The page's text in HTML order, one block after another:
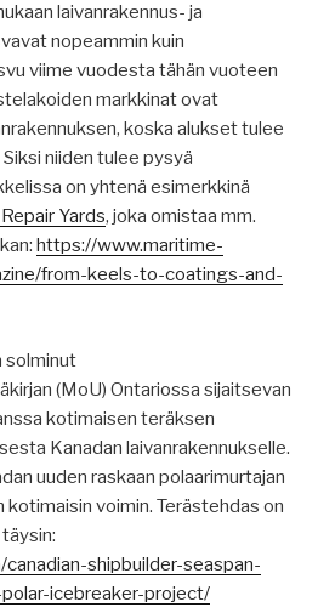
laivanrakennus- ja
nopeammin kuin
viime vuodesta tähän vuoteen
markkinat ovat
koska alukset tulee
niiden tulee pysyä
on yhtenä esimerkkinä
Yards, joka omistaa mm.
https://www.maritime-
from-keels-to-coatings-and-
solminut
(MoU) Ontariossa sijaitsevan
kotimaisen teräksen
Kanadan laivanrakennukselle.
uuden raskaan polaarimurtajan
voimin. Terästehdas on
shipbuilder-seaspan-
icebreaker-project/